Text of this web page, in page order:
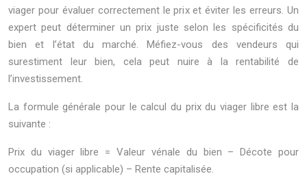
viager pour évaluer correctement le prix et éviter les erreurs. Un
expert peut déterminer un prix juste selon les spécificités du
bien et l’état du marché. Méfiez-vous des vendeurs qui
surestiment leur bien, cela peut nuire à la rentabilité de
l’investissement.
La formule générale pour le calcul du prix du viager libre est la
suivante :
Prix du viager libre = Valeur vénale du bien – Décote pour
occupation (si applicable) – Rente capitalisée.